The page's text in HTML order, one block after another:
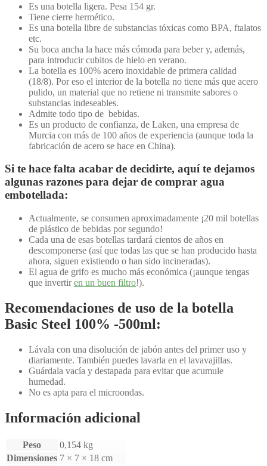
Es una botella ligera. Pesa 154 gr.
Tiene cierre hermético.
Es una botella libre de substancias tóxicas como BPA, ftalatos
etc.
Su boca ancha la hace más cómoda para beber y, además,
para introducir cubitos de hielo en verano.
La botella es 100% acero inoxidable de primera calidad
(18/8). Por eso el interior de la botella no tiene más que acero
pulido, un material que no retiene ni transmite sabores o
substancias indeseables.
Admite todo tipo de bebidas.
Es un producto de confianza, de Laken, una empresa de
Murcia con más de 100 años de experiencia (aunque toda la
fabricación de acero se hace en China).
Si te hace falta acabar de decidirte, aquí te dejamos
algunas razones para dejar de comprar agua
embotellada:
Actualmente, se consumen aproximadamente ¡20 mil botellas
de plástico de bebidas por segundo!
Cada una de esas botellas tardará cientos de años en
descomponerse (así que todas las que se han producido hasta
ahora, siguen existiendo o han sido incineradas).
El agua de grifo es mucho más económica (¡aunque tengas
que invertiren un buen filtro!).
Recomendaciones de uso de la botella
Basic Steel 100% -500ml:
Lávala con una disolución de jabón antes del primer uso y
diariamente. También puedes lavarla en el lavavajillas.
Guárdala vacía y destapada para evitar que acumule
humedad.
No es apta para el microondas.
Información adicional
Peso
0,154 kg
Dimensiones 7 × 7 × 18 cm